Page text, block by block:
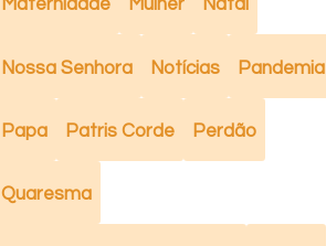
Maternidade Mulher Natal
Nossa Senhora Notícias Pandemia
Papa Patris Corde Perdão
Quaresma